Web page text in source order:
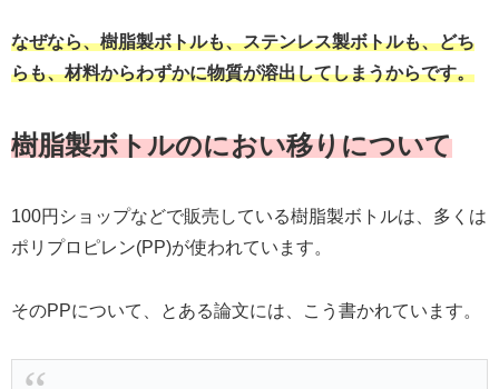
なぜなら、樹脂製ボトルも、ステンレス製ボトルも、どち
らも、材料からわずかに物質が溶出してしまうからです。
樹脂製ボトルのにおい移りについて
100円ショップなどで販売している樹脂製ボトルは、多くは
ポリプロピレン(PP)が使われています。
そのPPについて、とある論文には、こう書かれています。